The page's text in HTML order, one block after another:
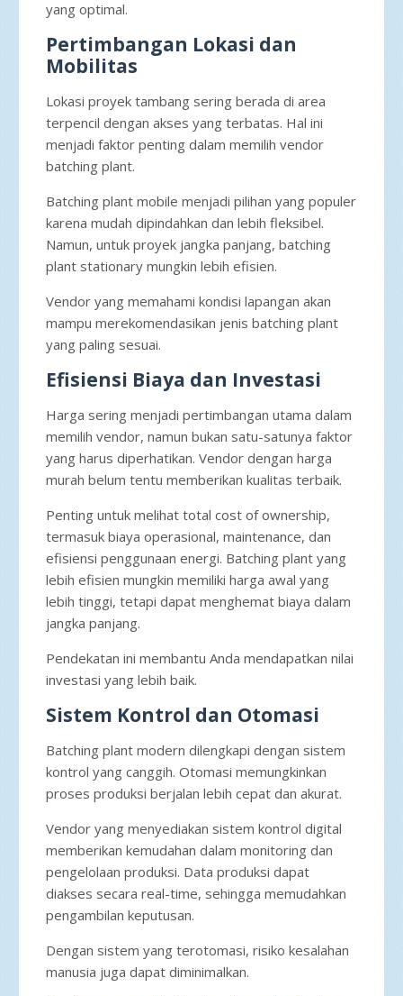
yang optimal.
Pertimbangan Lokasi dan
Mobilitas
Lokasi proyek tambang sering berada di area
terpencil dengan akses yang terbatas. Hal ini
menjadi faktor penting dalam memilih vendor
batching plant.
Batching plant mobile menjadi pilihan yang populer
karena mudah dipindahkan dan lebih fleksibel.
Namun, untuk proyek jangka panjang, batching
plant stationary mungkin lebih efisien.
Vendor yang memahami kondisi lapangan akan
mampu merekomendasikan jenis batching plant
yang paling sesuai.
Efisiensi Biaya dan Investasi
Harga sering menjadi pertimbangan utama dalam
memilih vendor, namun bukan satu-satunya faktor
yang harus diperhatikan. Vendor dengan harga
murah belum tentu memberikan kualitas terbaik.
Penting untuk melihat total cost of ownership,
termasuk biaya operasional, maintenance, dan
efisiensi penggunaan energi. Batching plant yang
lebih efisien mungkin memiliki harga awal yang
lebih tinggi, tetapi dapat menghemat biaya dalam
jangka panjang.
Pendekatan ini membantu Anda mendapatkan nilai
investasi yang lebih baik.
Sistem Kontrol dan Otomasi
Batching plant modern dilengkapi dengan sistem
kontrol yang canggih. Otomasi memungkinkan
proses produksi berjalan lebih cepat dan akurat.
Vendor yang menyediakan sistem kontrol digital
memberikan kemudahan dalam monitoring dan
pengelolaan produksi. Data produksi dapat
diakses secara real-time, sehingga memudahkan
pengambilan keputusan.
Dengan sistem yang terotomasi, risiko kesalahan
manusia juga dapat diminimalkan.